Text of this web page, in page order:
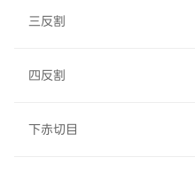
三反割
四反割
下赤切目